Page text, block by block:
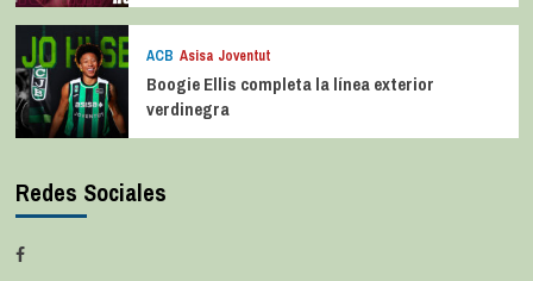
ACB Asisa Joventut
Boogie Ellis completa la línea exterior
verdinegra
Redes Sociales